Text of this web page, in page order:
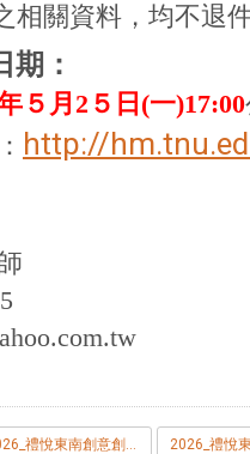
相關資料，均不退
期：
５月2５日(一)17:00
http://
2026_禮悅東南創意創業烘焙伴手禮競賽.odt